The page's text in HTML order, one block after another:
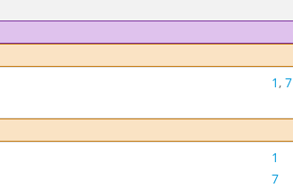
1, 7
1
7